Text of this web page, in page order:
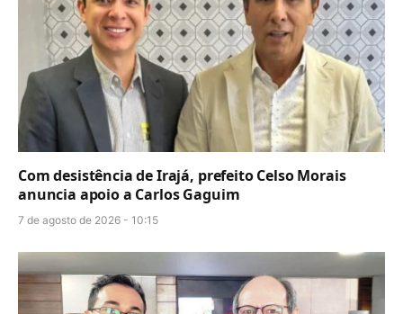
Com desistência de Irajá, prefeito Celso Morais
anuncia apoio a Carlos Gaguim
7 de agosto de 2026 - 10:15